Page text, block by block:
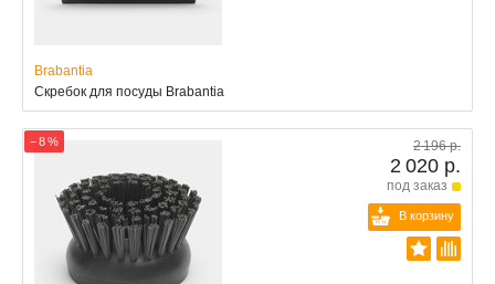
Brabantia
Скребок для посуды Brabantia
− 8 % 2 196 р.
2 020 р.
под заказ
В корзину